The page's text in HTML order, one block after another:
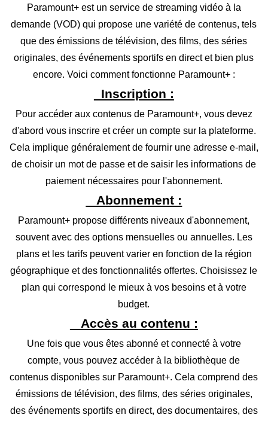
Paramount+ est un service de streaming vidéo à la
demande (VOD) qui propose une variété de contenus, tels
que des émissions de télévision, des films, des séries
originales, des événements sportifs en direct et bien plus
encore. Voici comment fonctionne Paramount+ :
Inscription :
Pour accéder aux contenus de Paramount+, vous devez
d'abord vous inscrire et créer un compte sur la plateforme.
Cela implique généralement de fournir une adresse e-mail,
de choisir un mot de passe et de saisir les informations de
paiement nécessaires pour l'abonnement.
Abonnement :
Paramount+ propose différents niveaux d'abonnement,
souvent avec des options mensuelles ou annuelles. Les
plans et les tarifs peuvent varier en fonction de la région
géographique et des fonctionnalités offertes. Choisissez le
plan qui correspond le mieux à vos besoins et à votre
budget.
Accès au contenu :
Une fois que vous êtes abonné et connecté à votre
compte, vous pouvez accéder à la bibliothèque de
contenus disponibles sur Paramount+. Cela comprend des
émissions de télévision, des films, des séries originales,
des événements sportifs en direct, des documentaires, des